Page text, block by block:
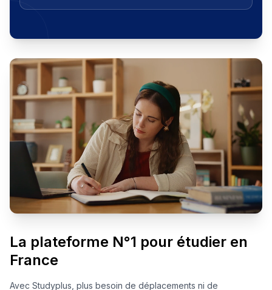
La plateforme N°1 pour étudier en
France
Avec Studyplus, plus besoin de déplacements ni de